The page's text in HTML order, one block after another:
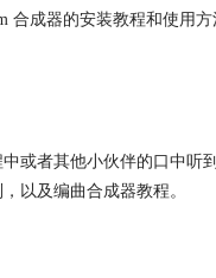
合成器的安装教程和使用方
或者其他小伙伴的口中
以及编曲合成器教程。